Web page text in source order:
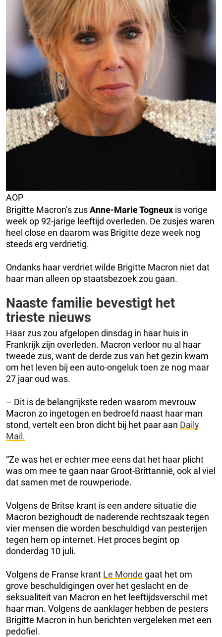
AOP
Brigitte Macron’s zusAnne-Marie Togneux is vorige
week op 92-jarige leeftijd overleden. De zusjes waren
heel close en daarom was Brigitte deze week nog
steeds erg verdrietig.
Ondanks haar verdriet wilde Brigitte Macron niet dat
haar man alleen op staatsbezoek zou gaan.
Naaste familie bevestigt het
trieste nieuws
Haar zus zou afgelopen dinsdag in haar huis in
Frankrijk zijn overleden. Macron verloor nu al haar
tweede zus, want de derde zus van het gezin kwam
om het leven bij een auto-ongeluk toen ze nog maar
27 jaar oud was.
– Dit is de belangrijkste reden waarom mevrouw
Macron zo ingetogen en bedroefd naast haar man
stond, vertelt een bron dicht bij het paar aan Daily
Mail.
“Ze was het er echter mee eens dat het haar plicht
was om mee te gaan naar Groot-Brittannië, ook al viel
dat samen met de rouwperiode.
Volgens de Britse krant is een andere situatie die
Macron bezighoudt de naderende rechtszaak tegen
vier mensen die worden beschuldigd van pesterijen
tegen hem op internet. Het proces begint op
donderdag 10 juli.
Volgens de Franse krant Le Monde gaat het om
grove beschuldigingen over het geslacht en de
seksualiteit van Macron en het leeftijdsverschil met
haar man. Volgens de aanklager hebben de pesters
Brigitte Macron in hun berichten vergeleken met een
pedofiel.